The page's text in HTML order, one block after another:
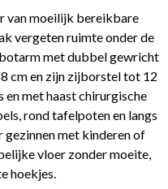
van moeilijk bereikbare
vergeten ruimte onder de
met dubbel gewricht
cm en zijn zijborstel tot 12
met haast chirurgische
rond tafelpoten en langs
gezinnen met kinderen of
vloer zonder moeite,
hoekjes.